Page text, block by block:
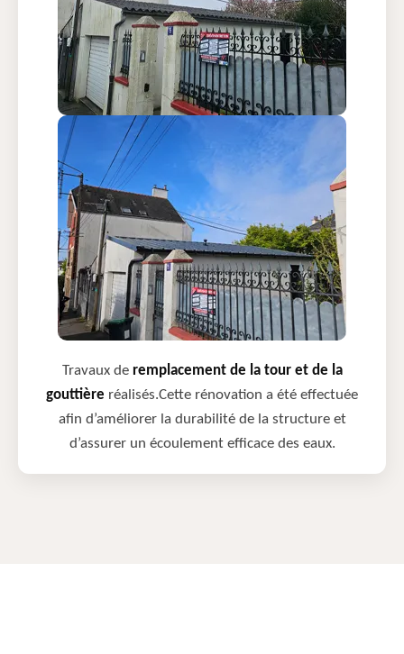
Travaux de remplacement de la tour et de la
gouttière réalisés.Cette rénovation a été effectuée
afin d’améliorer la durabilité de la structure et
d’assurer un écoulement efficace des eaux.